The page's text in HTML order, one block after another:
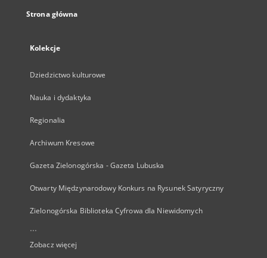
Strona główna
Kolekcje
Dziedzictwo kulturowe
Nauka i dydaktyka
Regionalia
Archiwum Kresowe
Gazeta Zielonogórska - Gazeta Lubuska
Otwarty Międzynarodowy Konkurs na Rysunek Satyryczny
Zielonogórska Biblioteka Cyfrowa dla Niewidomych
...
Zobacz więcej